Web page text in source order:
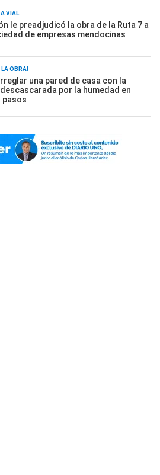
VIAL
le preadjudicó la obra de la Ruta 7 a
de empresas mendocinas
LA OBRA!
una pared de casa con la
por la humedad en
pasos